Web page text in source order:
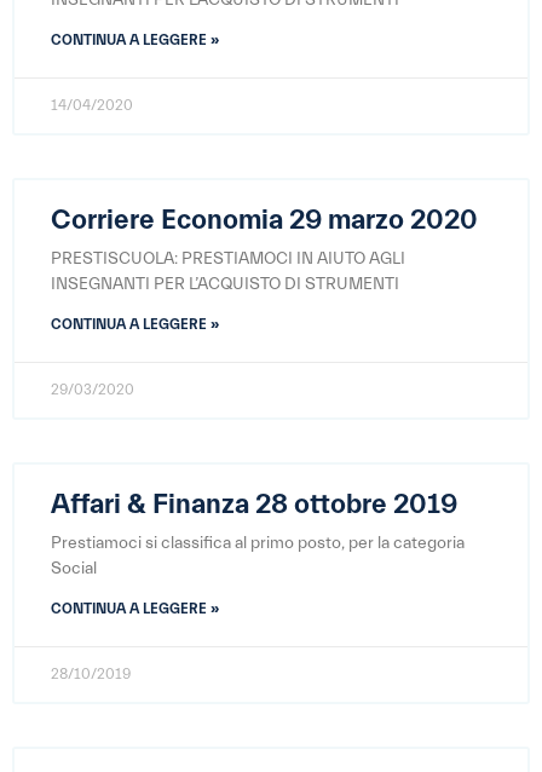
CONTINUA A LEGGERE »
14/04/2020
Corriere Economia 29 marzo 2020
PRESTISCUOLA: PRESTIAMOCI IN AIUTO AGLI
INSEGNANTI PER L’ACQUISTO DI STRUMENTI
CONTINUA A LEGGERE »
29/03/2020
Affari & Finanza 28 ottobre 2019
Prestiamoci si classifica al primo posto, per la categoria
Social
CONTINUA A LEGGERE »
28/10/2019